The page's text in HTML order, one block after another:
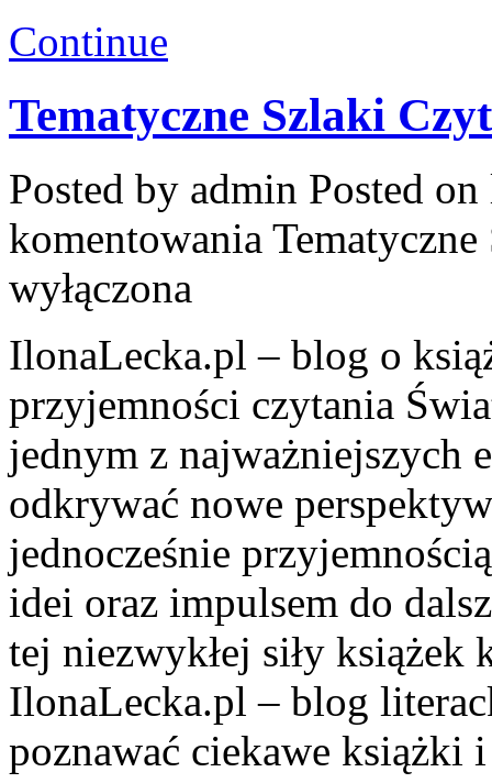
Continue
Tematyczne Szlaki
Posted by admin Posted
komentowania
wyłączona
IlonaLecka.pl – blog o
przyjemności czytania
jednym z najważniejszych
odkrywać nowe
jednocześnie
idei oraz impulsem do
tej niezwykłej siły książek
IlonaLecka.pl – blog
poznawać ciekawe książki